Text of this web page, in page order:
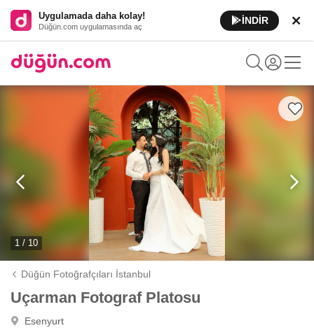
Uygulamada daha kolay!
Düğün.com uygulamasında aç
İNDİR
1 / 10
Düğün Fotoğrafçıları İstanbul
Uçarman Fotograf Platosu
Esenyurt